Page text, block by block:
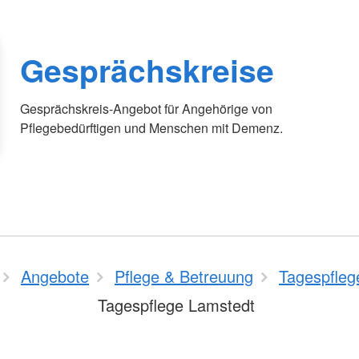
Gesprächskreise
Gesprächskreis-Angebot für Angehörige von
Pflegebedürftigen und Menschen mit Demenz.
Angebote Pflege & Betreuung
Tagespflege Lamstedt